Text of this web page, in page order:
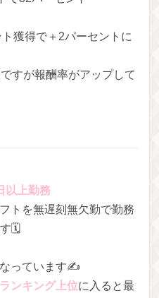
獲得で＋2パーセントに
すが報酬率がアップして
以上勤務
トを無遅刻無欠勤で勤務
🗓
なっています✍️
ランキング上位に入ると最